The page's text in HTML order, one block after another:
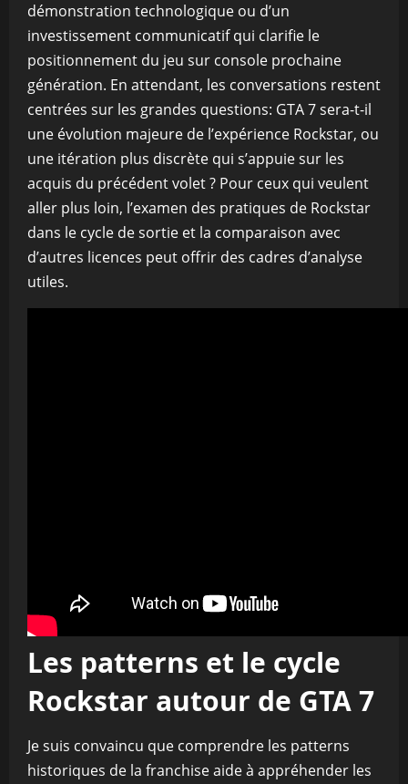
démonstration technologique ou d’un
investissement communicatif qui clarifie le
positionnement du jeu sur console prochaine
génération. En attendant, les conversations restent
centrées sur les grandes questions: GTA 7 sera-t-il
une évolution majeure de l’expérience Rockstar, ou
une itération plus discrète qui s’appuie sur les
acquis du précédent volet ? Pour ceux qui veulent
aller plus loin, l’examen des pratiques de Rockstar
dans le cycle de sortie et la comparaison avec
d’autres licences peut offrir des cadres d’analyse
utiles.
Les patterns et le cycle
Rockstar autour de GTA 7
Je suis convaincu que comprendre les patterns
historiques de la franchise aide à appréhender les